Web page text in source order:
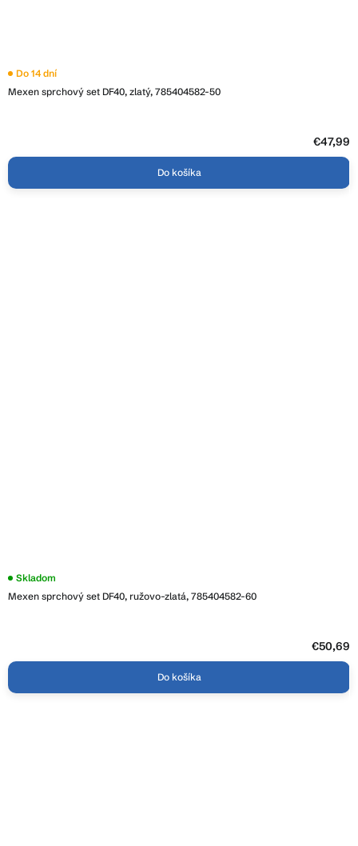
Mexen sprchový set DF40, zlatý, 785404582-50
Do 14 dní
€47,99
Do košíka
Mexen sprchový set DF40, ružovo-zlatá, 785404582-60
Skladom
€50,69
Do košíka